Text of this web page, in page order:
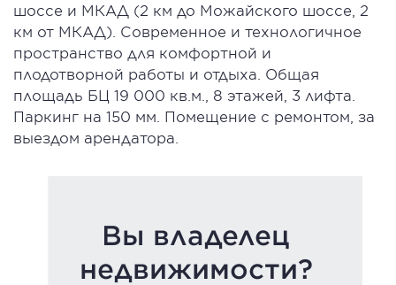
шоссе и МКАД (2 км до Можайского шоссе, 2
км от МКАД). Современное и технологичное
пространство для комфортной и
плодотворной работы и отдыха. Общая
площадь БЦ 19 000 кв.м., 8 этажей, 3 лифта.
Паркинг на 150 мм. Помещение с ремонтом, за
выездом арендатора.
Вы владелец
недвижимости?